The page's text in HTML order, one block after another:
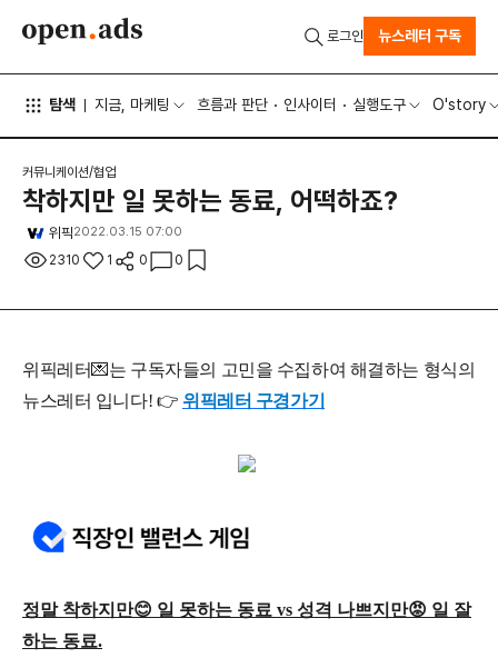
탐색 지금, 마케팅 흐름과 판단 인사이터 실행도구 O'story
로그인 뉴스레터 구독
커뮤니케이션/협업
착하지만 일 못하는 동료, 어떡하죠?
위픽2022.03.15 07:00
2310 1 0 0
위픽레터💌는 구독자들의 고민을 수집하여 해결하는 형식의
뉴스레터 입니다! 👉 위픽레터 구경가기
정말 착하지만😊 일 못하는 동료 vs 성격 나쁘지만😡 일 잘
하는 동료.